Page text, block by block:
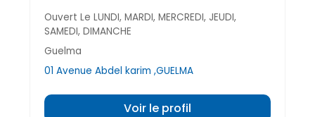
Ouvert Le LUNDI, MARDI, MERCREDI, JEUDI,
SAMEDI, DIMANCHE
Guelma
01 Avenue Abdel karim ,GUELMA
Voir le profil